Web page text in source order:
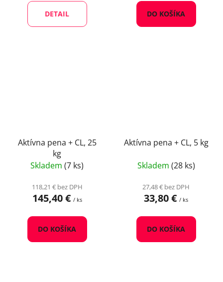
DETAIL DO KOŠÍKA
Aktívna pena + CL, 25
kg
Skladem (7 ks)
118,21 € bez DPH
145,40 € / ks
DO KOŠÍKA
Aktívna pena + CL, 5 kg
Skladem (28 ks)
27,48 € bez DPH
33,80 € / ks
DO KOŠÍKA